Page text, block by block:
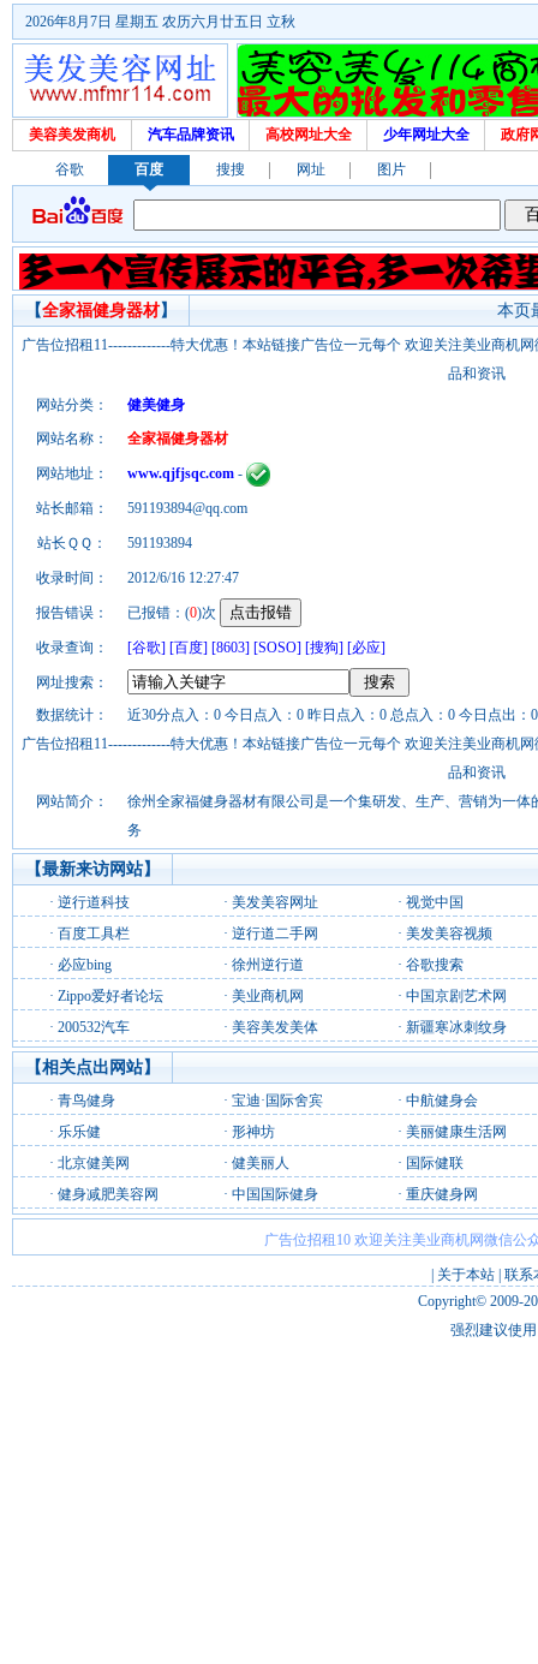
2026年8月7日 星期五 农历六月廿五日 立秋
美容美发商机 汽车品牌资讯 高校网址大全 少年网址大全 政府
谷歌 百度 搜搜 网址 图片
本页
【全家福健身器材】
广告位招租11-------------特大优惠！本站链接广告位一元每个 欢迎关注美业商机
品和资讯
网站分类：
健美健身
网站名称：
全家福健身器材
网站地址： www.qjfjsqc.com -
站长邮箱： 591193894@qq.com
站长ＱＱ： 591193894
收录时间： 2012/6/16 12:27:47
报告错误： 已报错：(0)次
收录查询： [谷歌] [百度] [8603] [SOSO] [搜狗] [必应]
网址搜索：
数据统计：
近30分点入：0 今日点入：0 昨日点入：0 总点入：0 今日点出：
广告位招租11-------------特大优惠！本站链接广告位一元每个 欢迎关注美业商机
品和资讯
网站简介：
徐州全家福健身器材有限公司是一个集研发、生产、营销为一
务
【最新来访网站】
· 逆行道科技 · 美发美容网址 · 视觉中国
· 百度工具栏 · 逆行道二手网 · 美发美容视频
· 必应bing · 徐州逆行道 · 谷歌搜索
· Zippo爱好者论坛 · 美业商机网 · 中国京剧艺术网
· 200532汽车 · 美容美发美体 · 新疆寒冰刺纹身
【相关点出网站】
· 青鸟健身 · 宝迪·国际舍宾 · 中航健身会
· 乐乐健 · 形神坊 · 美丽健康生活网
· 北京健美网 · 健美丽人 · 国际健联
· 健身减肥美容网 · 中国国际健身 · 重庆健身网
广告位招租10 欢迎关注美业商机网微信公
关于本站 联系
Copyright© 2009-
强烈建议使